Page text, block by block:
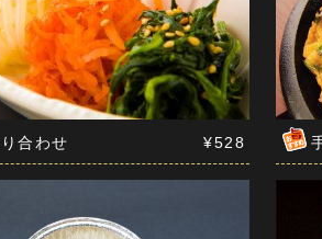
合わせ ¥528